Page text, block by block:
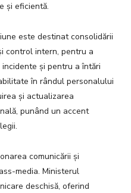
și eficientă.
este destinat consolidării
control intern, pentru a
și pentru a întări
în rândul personalului
și actualizarea
punând un accent
comunicării și
media. Ministerul
deschisă, oferind